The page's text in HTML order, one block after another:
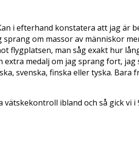
i efterhand konstatera att jag är
om massor av människor
flygplatsen, man såg exakt hur
medalj om jag sprang fort,
svenska, finska eller tyska. Bara
ibland och så gick vi